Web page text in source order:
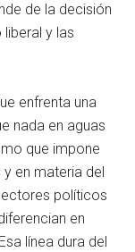
de la decisión
y las
enfrenta una
nada en aguas
que impone
en materia del
políticos
en
línea dura del